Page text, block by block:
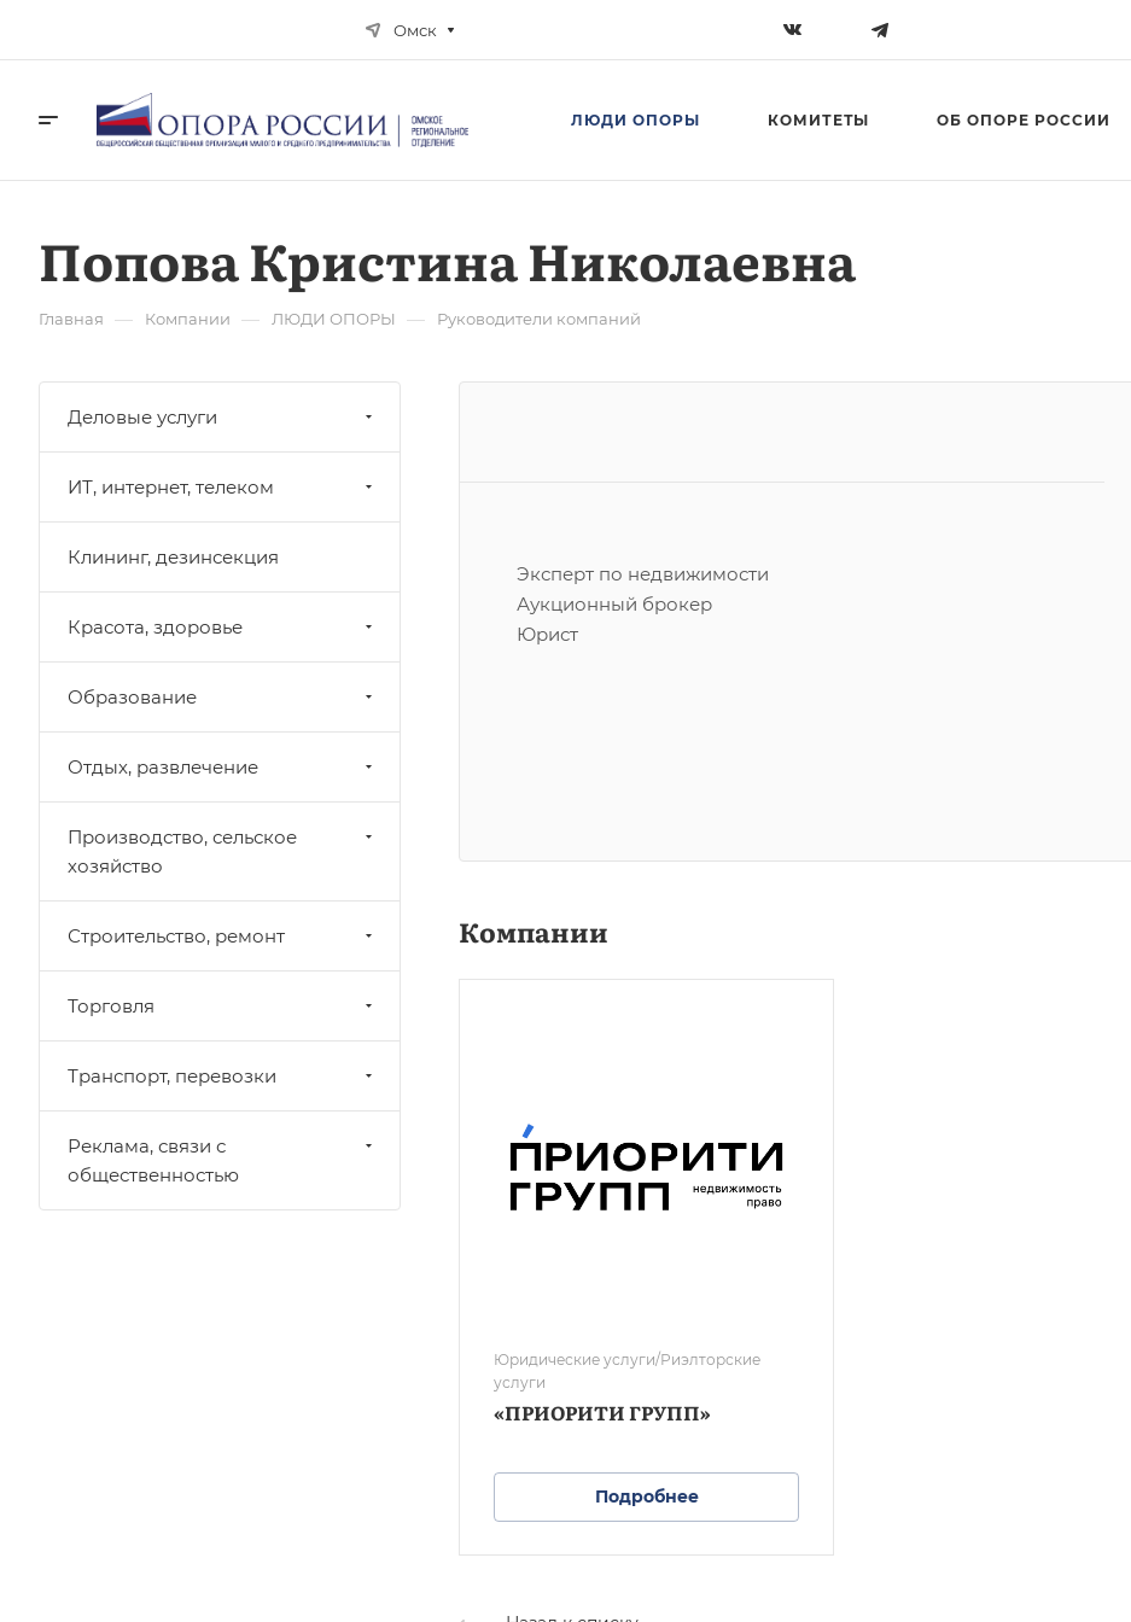
Омск
ЛЮДИ ОПОРЫ КОМИТЕТЫ ОБ ОПОРЕ РОССИИ
Попова Кристина Николаевна
Главная — Компании — ЛЮДИ ОПОРЫ — Руководители компаний
Эксперт по недвижимости
Аукционный брокер
Юрист
Компании
Юридические услуги/Риэлторские
услуги
«ПРИОРИТИ ГРУПП»
Подробнее
Деловые услуги
ИТ, интернет, телеком
Клининг, дезинсекция
Красота, здоровье
Образование
Отдых, развлечение
Производство, сельское
хозяйство
Строительство, ремонт
Торговля
Транспорт, перевозки
Реклама, связи с
общественностью